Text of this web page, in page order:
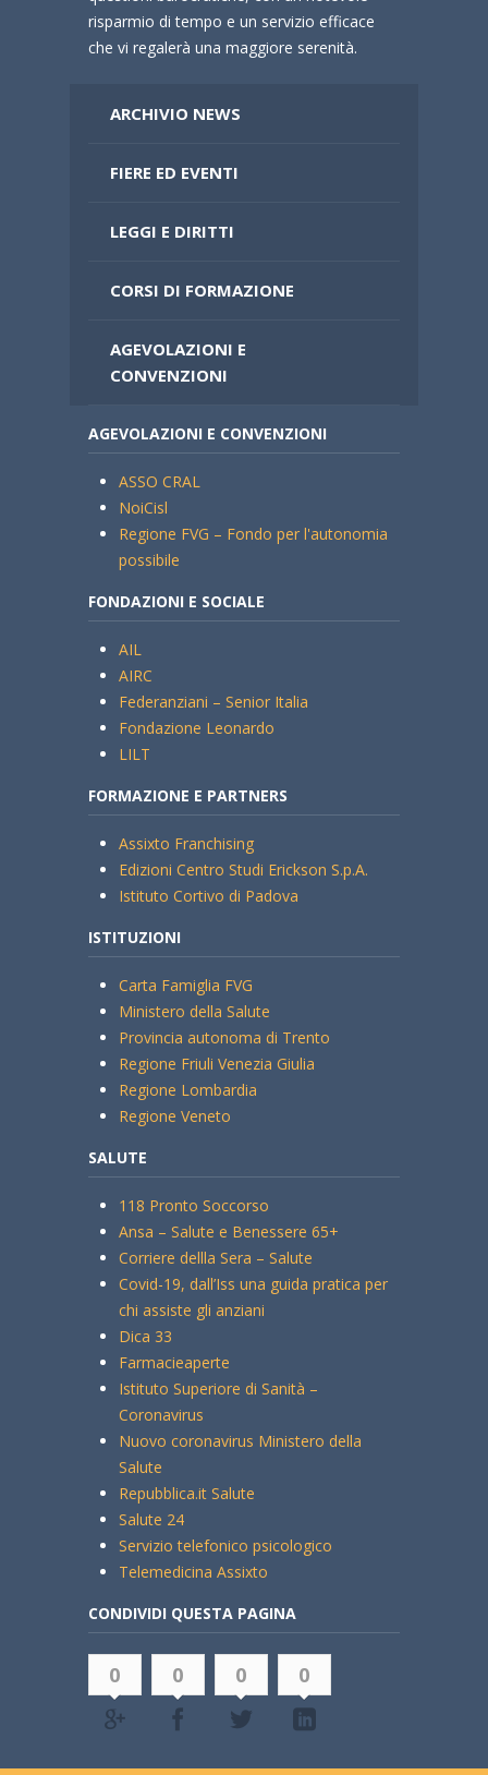
risparmio di tempo e un servizio efficace
che vi regalerà una maggiore serenità.
ARCHIVIO NEWS
FIERE ED EVENTI
LEGGI E DIRITTI
CORSI DI FORMAZIONE
AGEVOLAZIONI E
CONVENZIONI
AGEVOLAZIONI E CONVENZIONI
ASSO CRAL
NoiCisl
Regione FVG – Fondo per l'autonomia
possibile
FONDAZIONI E SOCIALE
AIL
AIRC
Federanziani – Senior Italia
Fondazione Leonardo
LILT
FORMAZIONE E PARTNERS
Assixto Franchising
Edizioni Centro Studi Erickson S.p.A.
Istituto Cortivo di Padova
ISTITUZIONI
Carta Famiglia FVG
Ministero della Salute
Provincia autonoma di Trento
Regione Friuli Venezia Giulia
Regione Lombardia
Regione Veneto
SALUTE
118 Pronto Soccorso
Ansa – Salute e Benessere 65+
Corriere dellla Sera – Salute
Covid-19, dall’Iss una guida pratica per
chi assiste gli anziani
Dica 33
Farmacieaperte
Istituto Superiore di Sanità –
Coronavirus
Nuovo coronavirus Ministero della
Salute
Repubblica.it Salute
Salute 24
Servizio telefonico psicologico
Telemedicina Assixto
CONDIVIDI QUESTA PAGINA
0 0 0 0